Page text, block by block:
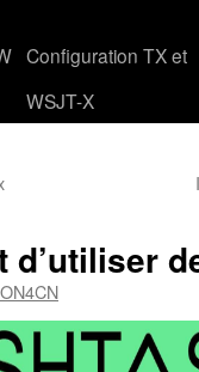
Configuration TX et
WSJT-X
d’utiliser